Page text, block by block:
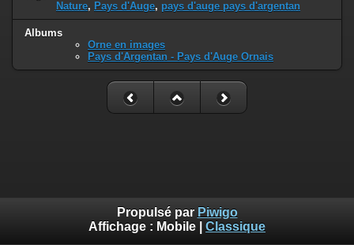
Nature, Pays d'Auge, pays d'auge pays d'argentan
Albums
Orne en images
Pays d'Argentan - Pays d'Auge Ornais
Propulsé par Piwigo
Affichage : Mobile Classique